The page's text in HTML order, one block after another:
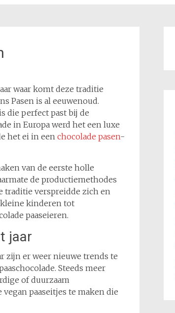
waar komt deze traditie
Pasen is al eeuwenoud.
die perfect past bij de
in Europa werd het een luxe
het ei in een chocolade pasen-
van de eerste holle
de productiemethodes
traditie verspreidde zich en
kleine kinderen tot
paaseieren.
jaar
zijn er weer nieuwe trends te
Steeds meer
of duurzaam
paaseitjes te maken die